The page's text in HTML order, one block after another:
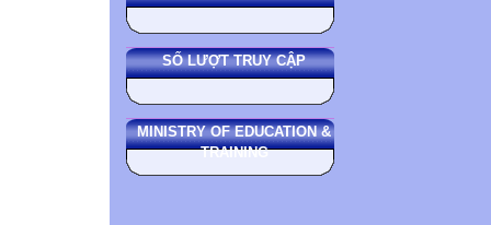
SỐ LƯỢT TRUY CẬP
MINISTRY OF EDUCATION &
TRAINING